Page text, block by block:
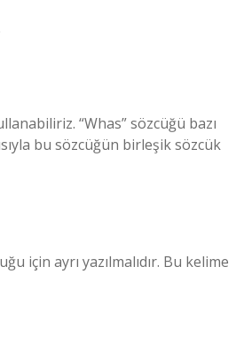
“Whas” sözcüğü bazı
bu sözcüğün birleşik sözcük
için ayrı yazılmalıdır. Bu kelime